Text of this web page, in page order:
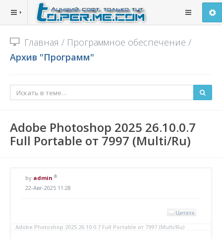
Главная / Программное обеспечение /
Архив "Программ"
Adobe Photoshop 2025 26.10.0.7
Full Portable от 7997 (Multi/Ru)
by admin ®
22-Авг-2025 11:28
Adobe Photoshop 2025 26.10.0.7 Full Portable от 7997 (Multi/Ru)